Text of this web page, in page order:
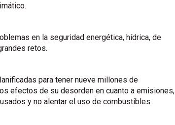
en la seguridad energética, hídrica, de
retos.
para tener nueve millones de
efectos de su desorden en cuanto a emisiones,
y no alentar el uso de combustibles